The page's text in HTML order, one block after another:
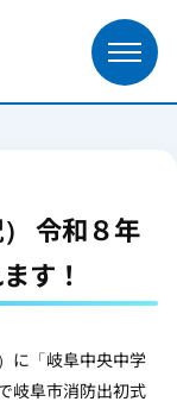
令和８年
す！
に「岐阜中央中学
岐阜市消防出初式